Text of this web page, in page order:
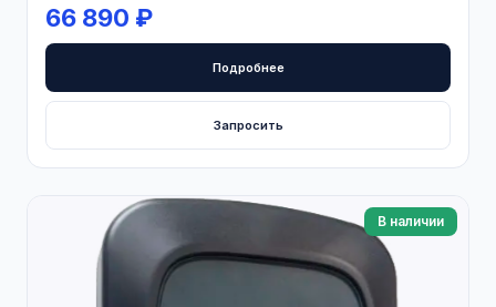
66 890 ₽
Подробнее
Запросить
В наличии